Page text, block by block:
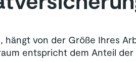
von der Größe Ihres
entspricht dem Anteil der